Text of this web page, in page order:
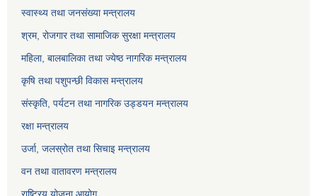
स्वास्थ्य तथा जनसंख्या मन्त्रालय
श्रम, रोजगार तथा सामाजिक सुरक्षा मन्त्रालय
महिला, बालबालिका तथा ज्येष्ठ नागरिक मन्त्रालय
कृषि तथा पशुपन्छी विकास मन्त्रालय
संस्कृति, पर्यटन तथा नागरिक उड्डयन मन्त्रालय
रक्षा मन्त्रालय
उर्जा, जलस्रोत तथा सिचाइ मन्त्रालय
वन तथा वातावरण मन्त्रालय